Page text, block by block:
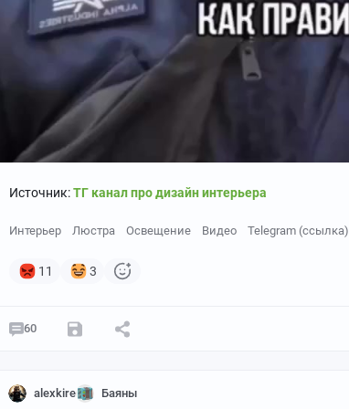
Источник:ТГ канал про дизайн интерьера
Интерьер Люстра Освещение Видео Telegram (ссылка)
11 3
60
alexkire Баяны